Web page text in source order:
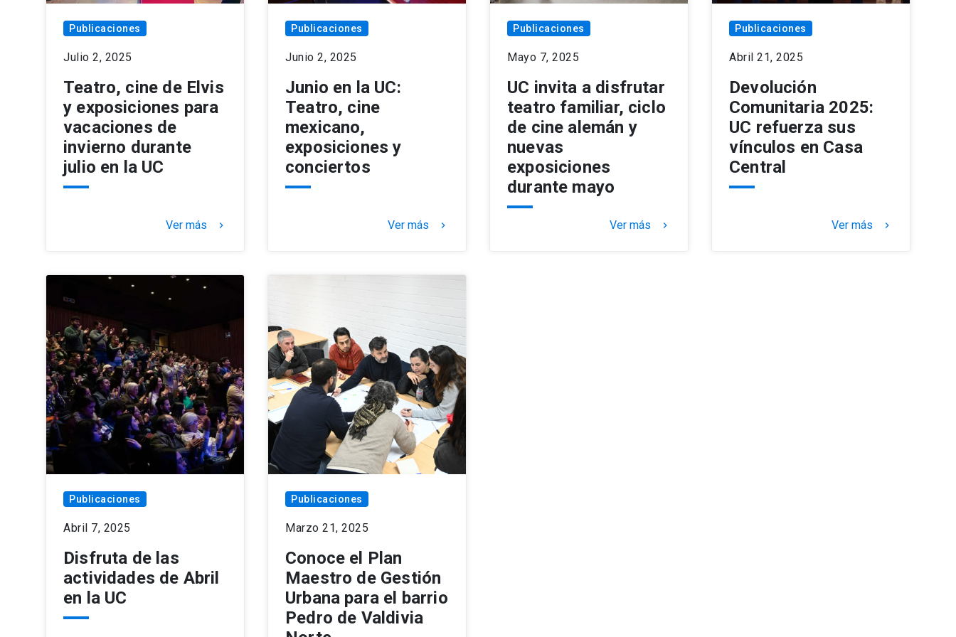
Publicaciones
Julio 2, 2025
Teatro, cine de Elvis
y exposiciones para
vacaciones de
invierno durante
julio en la UC
Ver más keyboard_arrow_right
Publicaciones
Junio 2, 2025
Junio en la UC:
Teatro, cine
mexicano,
exposiciones y
conciertos
Ver más keyboard_arrow_right
Publicaciones
Mayo 7, 2025
UC invita a disfrutar
teatro familiar, ciclo
de cine alemán y
nuevas
exposiciones
durante mayo
Ver más keyboard_arrow_right
Publicaciones
Abril 21, 2025
Devolución
Comunitaria 2025:
UC refuerza sus
vínculos en Casa
Central
Ver más keyboard_arrow_right
Publicaciones
Abril 7, 2025
Disfruta de las
actividades de Abril
en la UC
Publicaciones
Marzo 21, 2025
Conoce el Plan
Maestro de Gestión
Urbana para el barrio
Pedro de Valdivia